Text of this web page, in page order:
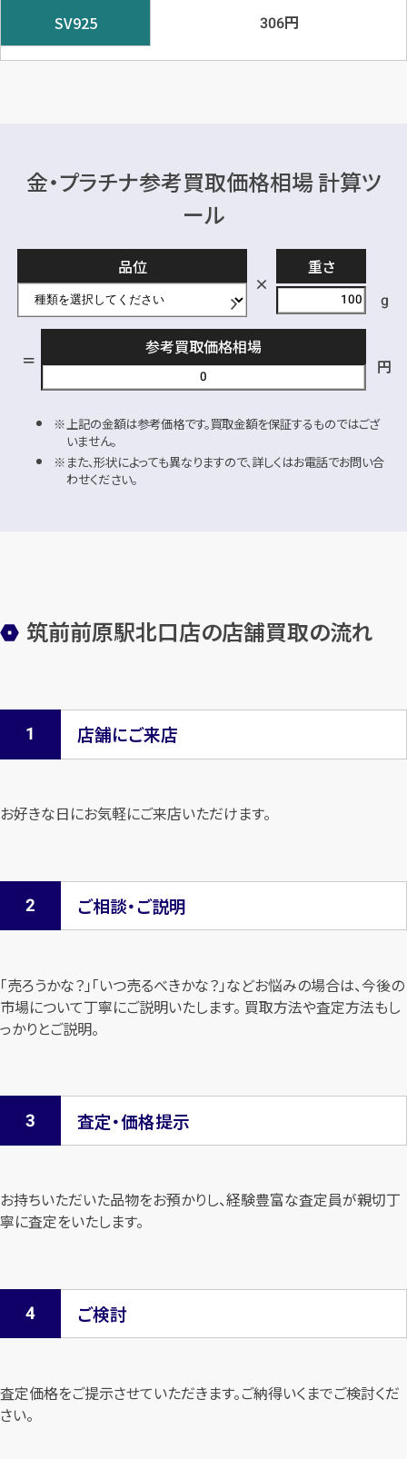
SV925 306円
金・プラチナ参考買取価格相場 計算ツ
ール
品位
重さ
g
参考買取価格相場
円
上記の金額は参考価格です。買取金額を保証するものではござ
いません。
また、形状によっても異なりますので、詳しくはお電話でお問い合
わせください。
筑前前原駅北口店の店舗買取の流れ
店舗にご来店
お好きな日にお気軽にご来店いただけます。
ご相談・ご説明
「売ろうかな？」「いつ売るべきかな？」などお悩みの場合は、今後の
市場について丁寧にご説明いたします。 買取方法や査定方法もし
っかりとご説明。
査定・価格提示
お持ちいただいた品物をお預かりし、経験豊富な査定員が親切丁
寧に査定をいたします。
ご検討
査定価格をご提示させていただきます。ご納得いくまでご検討くだ
さい。